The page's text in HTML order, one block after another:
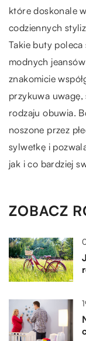
które doskonale
codziennych
Takie buty
modnych
znakomicie
przykuwa uwagę,
rodzaju obuwia.
noszone przez
sylwetkę i
jak i co bardziej
ZOBACZ